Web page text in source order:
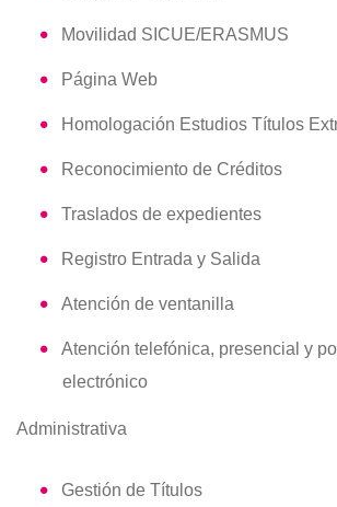
Movilidad SICUE/ERASMUS
Página Web
Homologación Estudios Títulos
Reconocimiento de Créditos
Traslados de expedientes
Registro Entrada y Salida
Atención de ventanilla
Atención telefónica, presencial y
electrónico
Administrativa
Gestión de Títulos